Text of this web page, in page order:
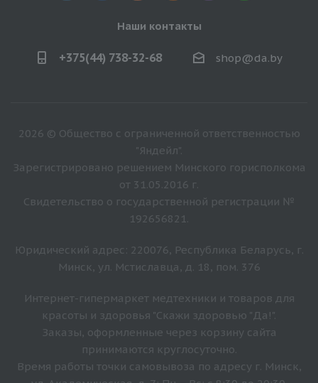
Наши контакты
+375(44) 738-32-68 shop@da.by
2026 © Общество с ограниченной ответственностью
"Яндейл".
Зарегистрировано решением Минского горисполкома
от 31.05.2016 г.
Свидетельство о государственной регистрации №
192656821.
Юридический адрес: 220076, Республика Беларусь, г.
Минск, ул. Мстиславца, д. 18, пом. 376
Интернет-гипермаркет медтехники и товаров для
красоты и здоровья "Скажи здоровью "Да!".
Заказы, оформленные через корзину сайта
принимаются круглосуточно.
Время работы точки самовывоза по адресу г. Минск,